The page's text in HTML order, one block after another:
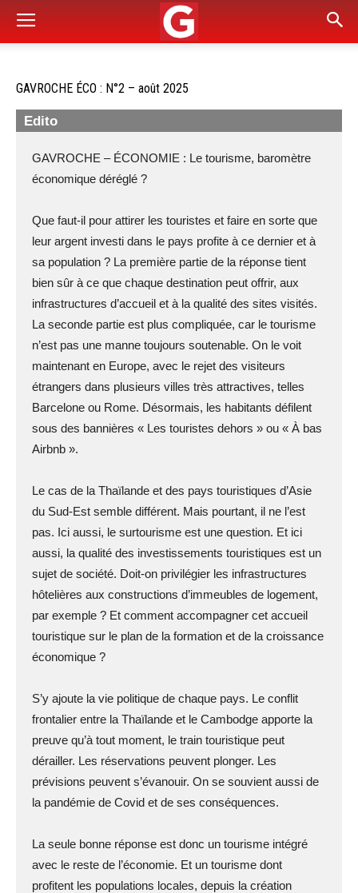
GAVROCHE ÉCO : N°2 – août 2025
Edito
GAVROCHE – ÉCONOMIE : Le tourisme, baromètre
économique déréglé ?
Que faut-il pour attirer les touristes et faire en sorte que
leur argent investi dans le pays profite à ce dernier et à
sa population ? La première partie de la réponse tient
bien sûr à ce que chaque destination peut offrir, aux
infrastructures d’accueil et à la qualité des sites visités.
La seconde partie est plus compliquée, car le tourisme
n’est pas une manne toujours soutenable. On le voit
maintenant en Europe, avec le rejet des visiteurs
étrangers dans plusieurs villes très attractives, telles
Barcelone ou Rome. Désormais, les habitants défilent
sous des bannières « Les touristes dehors » ou « À bas
Airbnb ».
Le cas de la Thaïlande et des pays touristiques d’Asie
du Sud-Est semble différent. Mais pourtant, il ne l’est
pas. Ici aussi, le surtourisme est une question. Et ici
aussi, la qualité des investissements touristiques est un
sujet de société. Doit-on privilégier les infrastructures
hôtelières aux constructions d’immeubles de logement,
par exemple ? Et comment accompagner cet accueil
touristique sur le plan de la formation et de la croissance
économique ?
S’y ajoute la vie politique de chaque pays. Le conflit
frontalier entre la Thaïlande et le Cambodge apporte la
preuve qu’à tout moment, le train touristique peut
dérailler. Les réservations peuvent plonger. Les
prévisions peuvent s’évanouir. On se souvient aussi de
la pandémie de Covid et de ses conséquences.
La seule bonne réponse est donc un tourisme intégré
avec le reste de l’économie. Et un tourisme dont
profitent les populations locales, depuis la création